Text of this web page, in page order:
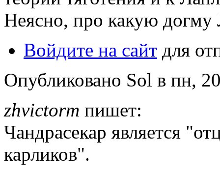
Неясно, про какую догму
Войдите на сайт для
Опубликовано Sol в пн,
zhvictorm пишет:
Чандрасекар является
карликов".